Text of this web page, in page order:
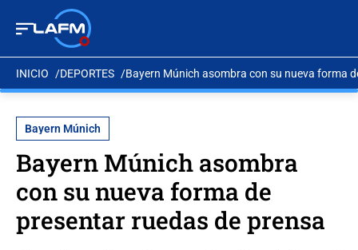
INICIO DEPORTES Bayern Múnich asombra con su nueva forma
Bayern Múnich
Bayern Múnich asombra
con su nueva forma de
presentar ruedas de prensa